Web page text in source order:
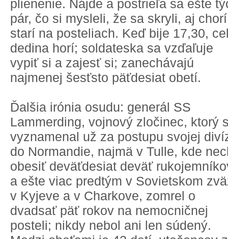
plienenie. Nájde a postrieľa sa ešte
pár, čo si mysleli, že sa skryli, aj
starí na posteliach. Keď bije 17,30,
dedina horí; soldateska sa vzďaľuje
vypiť si a zajesť si; zanechávajú
najmenej šesťsto päťdesiat obetí.
Ďalšia irónia osudu: generál SS
Lammerding, vojnový zločinec, ktorý
vyznamenal už za postupu svojej
do Normandie, najmä v Tulle, kde
obesiť deväťdesiat deväť
a ešte viac predtým v Sovietskom
v Kyjeve a v Charkove, zomrel o
dvadsať päť rokov na nemocničnej
posteli; nikdy nebol ani len súdený.